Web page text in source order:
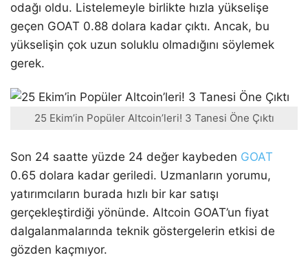
odağı oldu. Listelemeyle birlikte hızla yükselişe
geçen GOAT 0.88 dolara kadar çıktı. Ancak, bu
yükselişin çok uzun soluklu olmadığını söylemek
gerek.
25 Ekim’in Popüler Altcoin’leri! 3 Tanesi Öne Çıktı
Son 24 saatte yüzde 24 değer kaybeden GOAT
0.65 dolara kadar geriledi. Uzmanların yorumu,
yatırımcıların burada hızlı bir kar satışı
gerçekleştirdiği yönünde. Altcoin GOAT’un fiyat
dalgalanmalarında teknik göstergelerin etkisi de
gözden kaçmıyor.